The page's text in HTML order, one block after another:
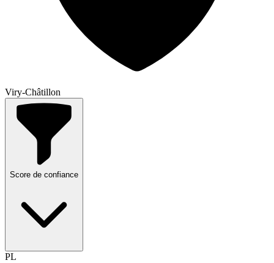
Viry-Châtillon
Score de confiance
PL